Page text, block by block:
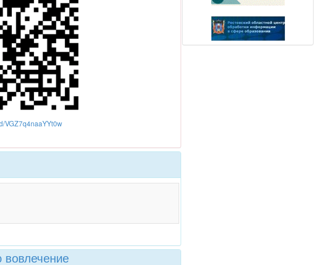
VGZ7q4naaYYt0w
вовлечение